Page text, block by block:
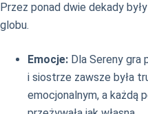
Przez ponad dwie dekady
globu.
Emocje: Dla Sereny gra
i siostrze zawsze była
emocjonalnym, a każdą